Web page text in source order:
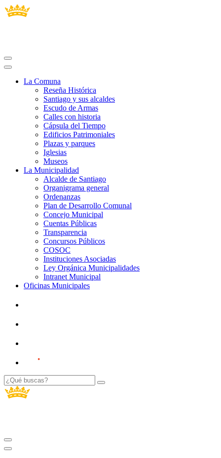
La Comuna
Reseña Histórica
Santiago y sus alcaldes
Escudo de Armas
Calles con historia
Cápsula del Tiempo
Edificios Patrimoniales
Plazas y parques
Iglesias
Museos
La Municipalidad
Alcalde de Santiago
Organigrama general
Ordenanzas
Plan de Desarrollo Comunal
Concejo Municipal
Cuentas Públicas
Transparencia
Concursos Públicos
COSOC
Instituciones Asociadas
Ley Orgánica Municipalidades
Intranet Municipal
Oficinas Municipales